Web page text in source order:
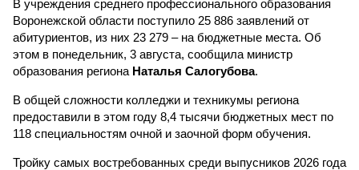
В учреждения среднего профессионального образования
Воронежской области поступило 25 886 заявлений от
абитуриентов, из них 23 279 – на бюджетные места. Об
этом в понедельник, 3 августа, сообщила министр
образования региона Наталья Салогубова.
В общей сложности колледжи и техникумы региона
предоставили в этом году 8,4 тысячи бюджетных мест по
118 специальностям очной и заочной форм обучения.
Тройку самых востребованных среди выпусников 2026 года